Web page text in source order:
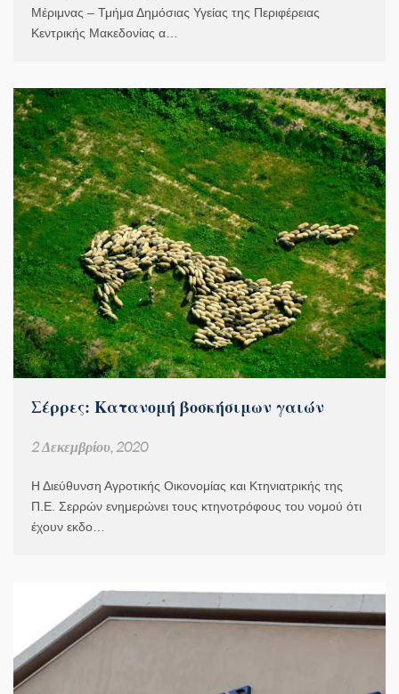
Μέριμνας – Τμήμα Δημόσιας Υγείας της Περιφέρειας
Κεντρικής Μακεδονίας α…
Σέρρες: Κατανομή βοσκήσιμων γαιών
2 Δεκεμβρίου, 2020
Η Διεύθυνση Αγροτικής Οικονομίας και Κτηνιατρικής της
Π.Ε. Σερρών ενημερώνει τους κτηνοτρόφους του νομού ότι
έχουν εκδο…